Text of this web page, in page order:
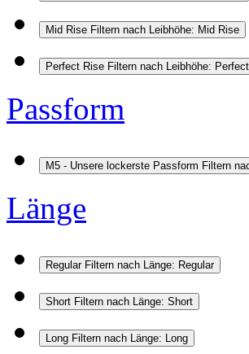
Mid Rise Filtern nach Leibhöhe: Mid Rise
Perfect Rise Filtern nach Leibhöhe:
Passform
M5 - Unsere lockerste Passform Filtern
Länge
Regular Filtern nach Länge: Regular
Short Filtern nach Länge: Short
Long Filtern nach Länge: Long